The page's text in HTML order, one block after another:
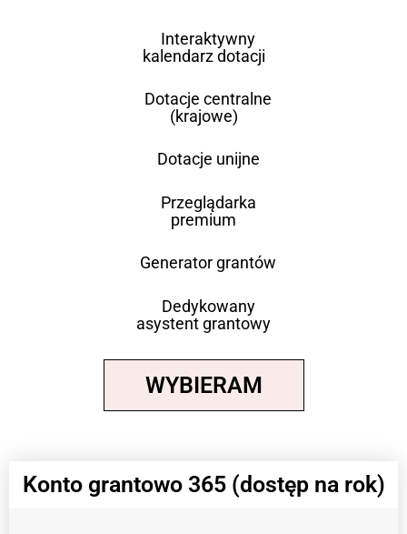
Interaktywny
kalendarz dotacji
Dotacje centralne
(krajowe)
Dotacje unijne
Przeglądarka
premium
Generator grantów
Dedykowany
asystent grantowy
WYBIERAM
Konto grantowo 365 (dostęp na rok)